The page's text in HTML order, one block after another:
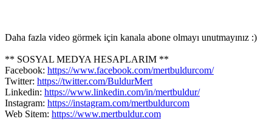
Daha fazla video görmek için kanala abone olmayı unutmayınız :)
** SOSYAL MEDYA HESAPLARIM **
Facebook: https://www.facebook.com/mertbuldurcom/
Twitter: https://twitter.com/BuldurMert
Linkedin: https://www.linkedin.com/in/mertbuldur/
Instagram: https://instagram.com/mertbuldurcom
Web Sitem: https://www.mertbuldur.com